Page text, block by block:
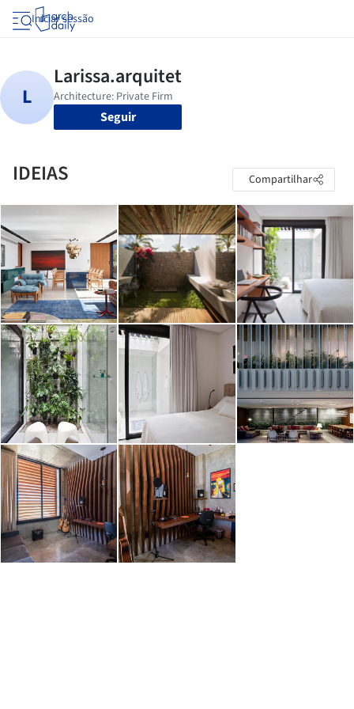
Iniciar sessão
Seguir
IDEIAS Compartilhar